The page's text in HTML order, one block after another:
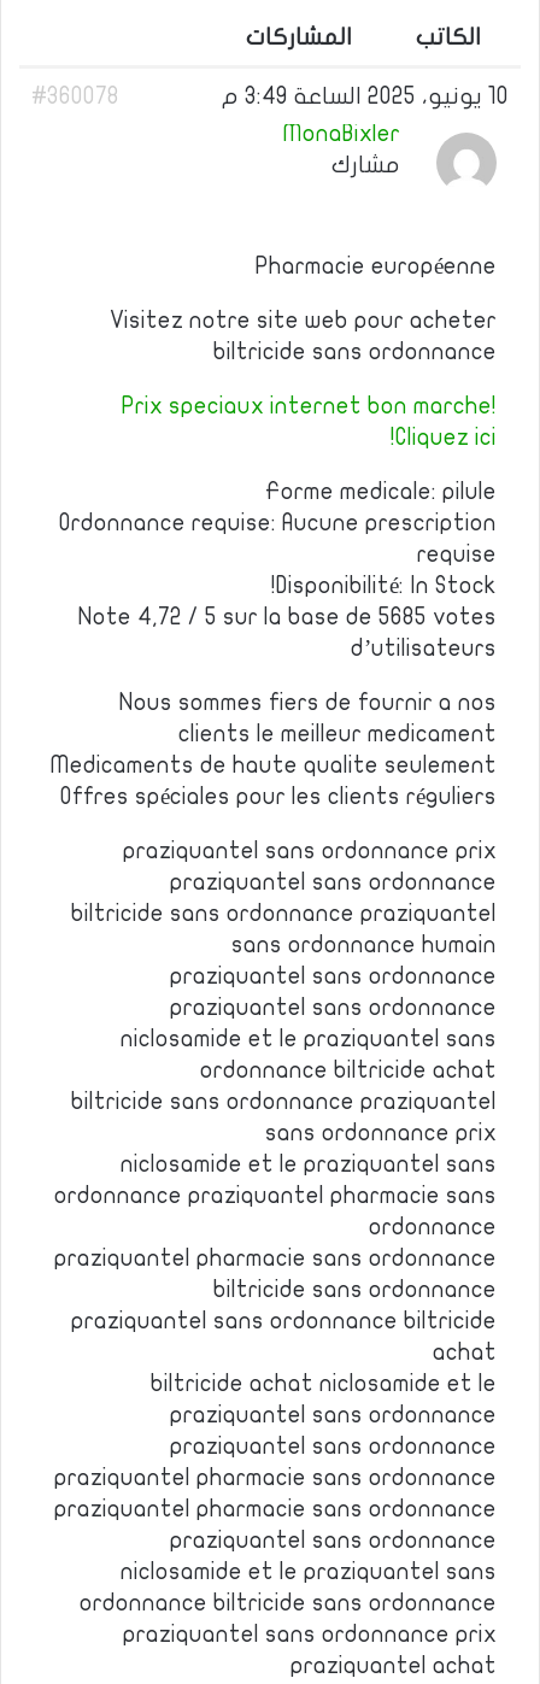
الكاتب المشاركات
10 يونيو، 2025 الساعة 3:49 م
#360078
MonaBixler
مشارك
Pharmacie européenne
Visitez notre site web pour acheter
biltricide sans ordonnance
Prix speciaux internet bon marche!
Cliquez ici!
Forme medicale: pilule
Ordonnance requise: Aucune prescription
requise
Disponibilité: In Stock!
Note 4,72 / 5 sur la base de 5685 votes
d’utilisateurs
Nous sommes fiers de fournir a nos
clients le meilleur medicament
Medicaments de haute qualite seulement
Offres spéciales pour les clients réguliers
praziquantel sans ordonnance prix
praziquantel sans ordonnance
biltricide sans ordonnance praziquantel
sans ordonnance humain
praziquantel sans ordonnance
praziquantel sans ordonnance
niclosamide et le praziquantel sans
ordonnance biltricide achat
biltricide sans ordonnance praziquantel
sans ordonnance prix
niclosamide et le praziquantel sans
ordonnance praziquantel pharmacie sans
ordonnance
praziquantel pharmacie sans ordonnance
biltricide sans ordonnance
praziquantel sans ordonnance biltricide
achat
biltricide achat niclosamide et le
praziquantel sans ordonnance
praziquantel sans ordonnance
praziquantel pharmacie sans ordonnance
praziquantel pharmacie sans ordonnance
praziquantel sans ordonnance
niclosamide et le praziquantel sans
ordonnance biltricide sans ordonnance
praziquantel sans ordonnance prix
praziquantel achat